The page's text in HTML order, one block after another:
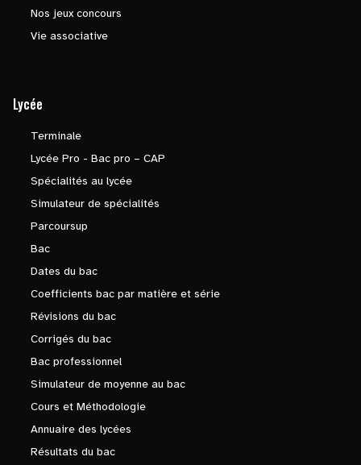
Nos jeux concours
Vie associative
Lycée
Terminale
Lycée Pro - Bac pro – CAP
Spécialités au lycée
Simulateur de spécialités
Parcoursup
Bac
Dates du bac
Coefficients bac par matière et série
Révisions du bac
Corrigés du bac
Bac professionnel
Simulateur de moyenne au bac
Cours et Méthodologie
Annuaire des lycées
Résultats du bac